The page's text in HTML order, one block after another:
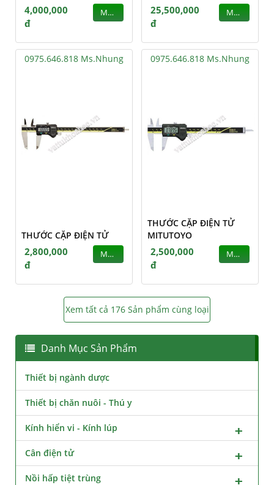
4,000,000
đ
MUA
25,500,000
đ
MUA
0975.646.818 Ms.Nhung
THƯỚC CẶP ĐIỆN TỬ
2,800,000
đ
MUA
0975.646.818 Ms.Nhung
THƯỚC CẶP ĐIỆN TỬ
MITUTOYO
2,500,000
đ
MUA
Xem tất cả 176 Sản phẩm cùng loại
Danh Mục Sản Phẩm
Thiết bị ngành dược
Thiết bị chăn nuôi - Thú y
Kính hiển vi - Kính lúp
Cân điện tử
Nồi hấp tiệt trùng